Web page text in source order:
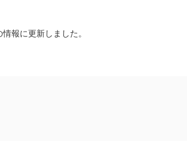
報に更新しました。